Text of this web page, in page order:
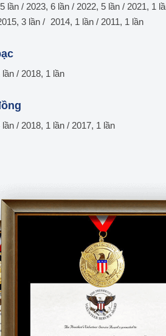
lần / 2023, 6 lần / 2022, 5 lần / 2021, 1
3 lần / 2014, 1 lần / 2011, 1 lần
lần / 2018, 1 lần
lần / 2018, 1 lần / 2017, 1 lần